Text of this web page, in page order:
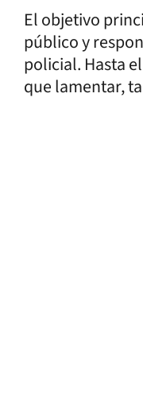
El objetivo
público y
policial. Hasta
que lamentar,